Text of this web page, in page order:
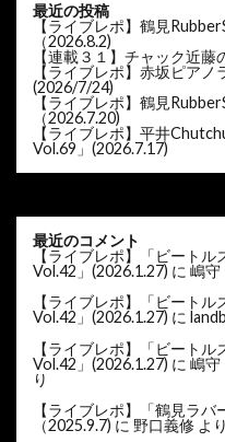
最近の投稿
【ライブレポ】鶴見
（2026.8.2)
【連載３１】チャック近藤
【ライブレポ】赤坂ピア
(2026/7/24)
【ライブレポ】鶴見
（2026.7.20)
【ライブレポ】平井
Vol.69」(2026.7.17)
最近のコメント
【ライブレポ】「ビート
Vol.42」(2026.1.27) に 嶋
【ライブレポ】「ビート
Vol.42」(2026.1.27) に
【ライブレポ】「ビート
Vol.42」(2026.1.27) に 嶋
り
【ライブレポ】「鶴見ラバ
（2025.9.7) に 野口義修 より